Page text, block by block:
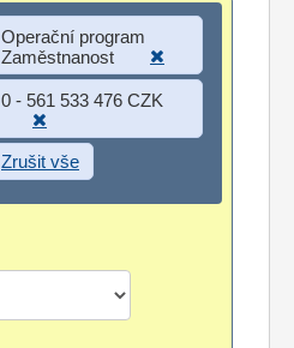
Operační program
Zaměstnanost
0 - 561 533 476 CZK
Zrušit vše